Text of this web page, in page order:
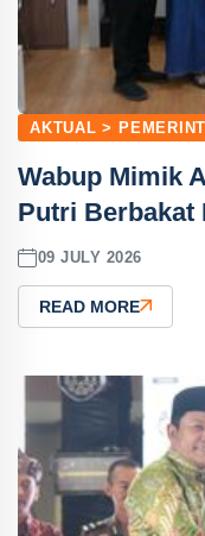
AKTUAL >
Wabup Mimik
Putri Berbakat
09 JULY 2026
READ MORE